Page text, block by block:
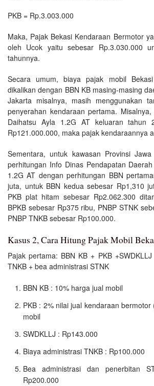
PKB = Rp.3.003.000
Maka, Pajak Bekasi Kendaraan Bermotor
oleh Ucok yaitu sebesar Rp.3.030.000
tahunnya.
Secara umum, biaya pajak mobil
dikalikan dengan BBN KB masing-masing
Jakarta misalnya, masih menggunakan
penyerahan kendaraan pertama.
Daihatsu Ayla 1.2G AT keluaran tahun
Rp121.000.000, maka pajak kendaraannya
Sementara, untuk kawasan Provinsi
perhitungan Info Dinas Pendapatan
1.2G AT dengan perhitungan BBN
juta, untuk BBN kedua sebesar Rp1,310
PKB plat hitam sebesar Rp2.062.300
BPKB sebesar Rp375 ribu, PNBP STNK
PNBP TNKB sebesar Rp100.000.
Kasus 2, Cara Hitung Pajak Mobil
Pajak pertama: BBN KB + PKB
TNKB + bea administrasi STNK
BBN KB : 10% harga jual mobil
PKB : 2% nilai jual kendaraan
mobil
SWDKLLJ : Rp143.000
Biaya administrasi TNKB : Rp100.000
Bea administrasi dan penerbitan
Rp200.000